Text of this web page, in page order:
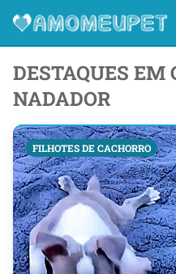
DESTAQUES EM
NADADOR
FILHOTES DE CACHORRO